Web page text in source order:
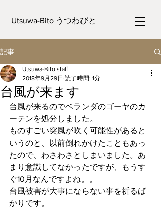
Utsuwa-Bito うつわびと
記事
台風が来ます
Utsuwa-Bito staff
2018年9月29日 読了時間: 1分
台風が来るのでベランダのゴーヤのカ
ーテンを処分しました。
ものすごい突風が吹く可能性があると
いうのと、以前倒れかけたこともあっ
たので、わさわさとしまいました。あ
まり意識してなかったですが、もうす
ぐ10月なんですよね。。
台風被害が大事にならない事を祈るば
かりです。